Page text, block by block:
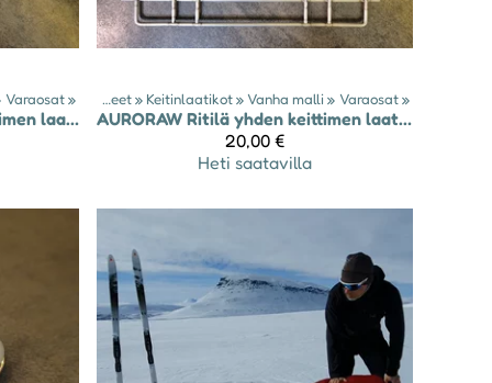
Varaosat ‪»
Ritilä kahden keittimen laatikkoon - malli 2025-26
Tuotteet ‪» Keitinlaatikot‪» Vanha malli ‪» Varaosat ‪»
AURORAW
Ritilä yhden keittimen laatikkoon - malli 2024-25
20,00 €
Heti saatavilla